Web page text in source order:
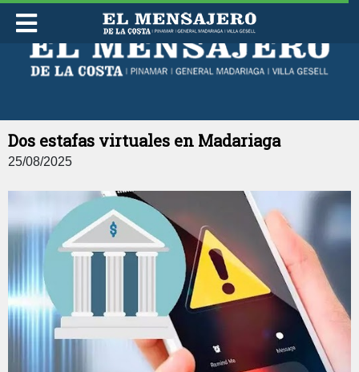
JUEVES 06 DE AGOSTO DE 2026
Dos estafas virtuales en Madariaga
25/08/2025